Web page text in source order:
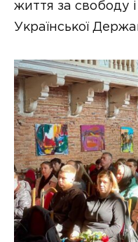
життя за свободу
Української